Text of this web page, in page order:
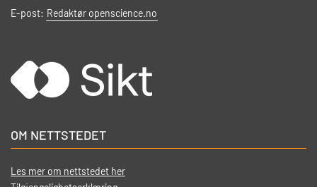
E-post: Redaktør openscience.no
OM NETTSTEDET
Les mer om nettstedet her